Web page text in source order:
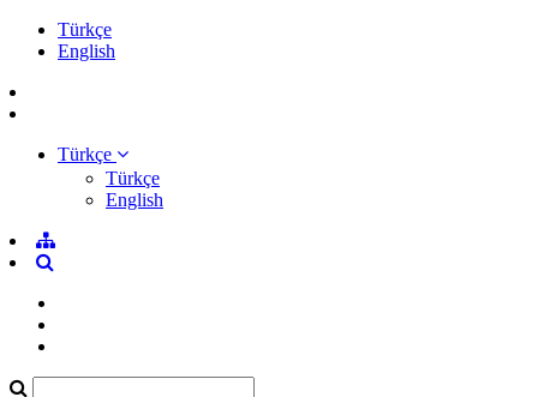
Türkçe
English
Türkçe
Türkçe
English